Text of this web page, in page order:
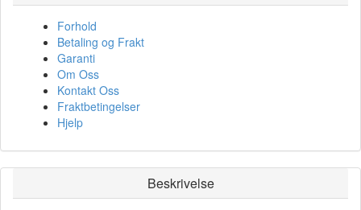
Forhold
Betaling og Frakt
Garanti
Om Oss
Kontakt Oss
Fraktbetingelser
Hjelp
Beskrivelse